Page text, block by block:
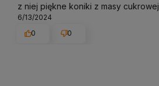
z niej piękne koniki z masy cukrowej
6/13/2024
0
0